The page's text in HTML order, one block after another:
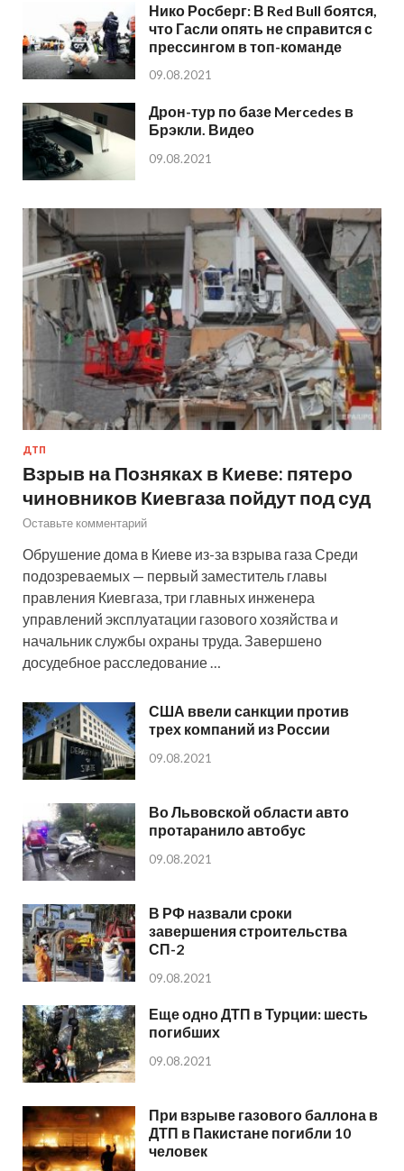
Нико Росберг: В Red Bull боятся,
что Гасли опять не справится с
прессингом в топ-команде
09.08.2021
Дрон-тур по базе Mercedes в
Брэкли. Видео
09.08.2021
ДТП
Взрыв на Позняках в Киеве: пятеро
чиновников Киевгаза пойдут под суд
Оставьте комментарий
Обрушение дома в Киеве из-за взрыва газа Среди
подозреваемых — первый заместитель главы
правления Киевгаза, три главных инженера
управлений эксплуатации газового хозяйства и
начальник службы охраны труда. Завершено
досудебное расследование …
США ввели санкции против
трех компаний из России
09.08.2021
Во Львовской области авто
протаранило автобус
09.08.2021
В РФ назвали сроки
завершения строительства
СП-2
09.08.2021
Еще одно ДТП в Турции: шесть
погибших
09.08.2021
При взрыве газового баллона в
ДТП в Пакистане погибли 10
человек